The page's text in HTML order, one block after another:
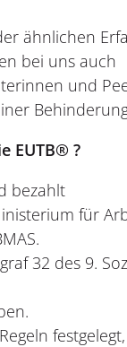
ähnlichen
bei uns auch
und
EUTB® ?
bezahlt
für
32 des 9.
festgelegt,